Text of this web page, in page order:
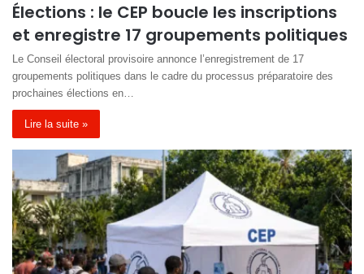
Élections : le CEP boucle les inscriptions
et enregistre 17 groupements politiques
Le Conseil électoral provisoire annonce l’enregistrement de 17
groupements politiques dans le cadre du processus préparatoire des
prochaines élections en…
Lire la suite »